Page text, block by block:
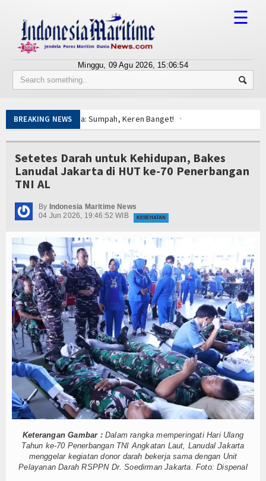
Tentang Kami
Berita
BUMN
Editorial
Ekspose
Hankam
Hukum
Internasional
Kelautan dan Perikanan
Kesehatan
Khazanah
Logistik
Maritim
☰
Minggu, 09 Agu 2026, 15:06:54
BREAKING NEWS
Warga: Sumpah, Keren Banget!
Layanan Derek Gratis hingga Kawal Jenazah
Menembus Pulau 3T di Jawa Timur
Siluman Canggih KRI Golok-688
King Sun Disergap KRI Kerambit-627
Rupiah
Warga: Sumpah, Keren Banget!
Posbabinpotmar Kodaeral XII Bagikan Bendera
Kerja
Layanan Derek Gratis hingga Kawal Jenazah
Menembus Pulau 3T di Jawa Timur
Siluman Canggih KRI Golok-688
MV King Sun Disergap KRI Kerambit-627
Kasal Pimpin Pemotongan Baja Pertama
Rupiah
Warga: Sumpah, Keren Banget!
Posbabinpotmar Kodaeral XII Bagikan Bendera
Kerja
Layanan Derek Gratis hingga Kawal Jenazah
Menembus Pulau 3T di Jawa Timur
Siluman Canggih KRI Golok-688
Setetes Darah untuk Kehidupan, Bakes
Lanudal Jakarta di HUT ke-70 Penerbangan
TNI AL
By Indonesia Maritime News
04 Jun 2026, 19:46:52 WIB
KESEHATAN
Keterangan Gambar :Dalam rangka memperingati Hari Ulang
Tahun ke-70 Penerbangan TNI Angkatan Laut, Lanudal Jakarta
menggelar kegiatan donor darah bekerja sama dengan Unit
Pelayanan Darah RSPPN Dr. Soedirman Jakarta. Foto: Dispenal